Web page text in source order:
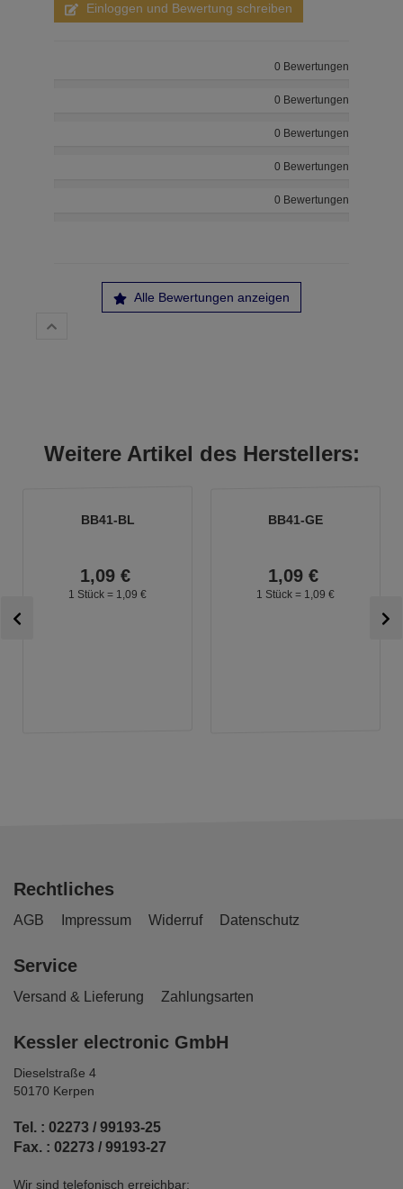
Einloggen und Bewertung schreiben
0 Bewertungen
0 Bewertungen
0 Bewertungen
0 Bewertungen
0 Bewertungen
Alle Bewertungen anzeigen
Weitere Artikel des Herstellers:
BB41-BL
1,09 €
1 Stück = 1, 09 €
BB41-GE
1,09 €
1 Stück = 1, 09 €
Rechtliches
AGB Impressum Widerruf Datenschutz
Service
Versand & Lieferung Zahlungsarten
Kessler electronic GmbH
Dieselstraße 4
50170 Kerpen
Tel. : 02273 / 99193-25
Fax. : 02273 / 99193-27
Wir sind telefonisch erreichbar: